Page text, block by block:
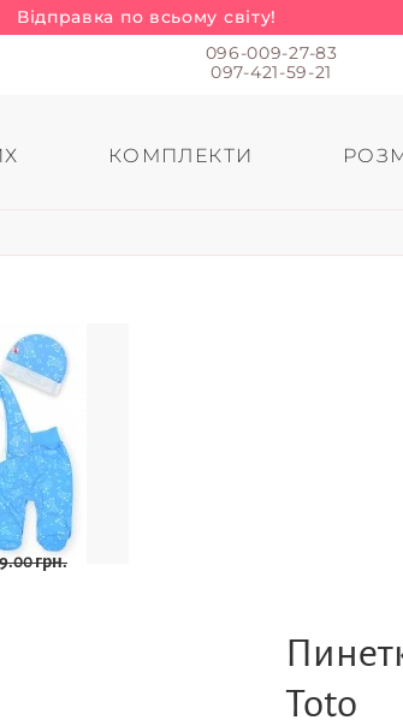
Відправка по всьому світу!
096-009-27-83
097-421-59-21
КОМПЛЕКТИ
грн.
Toto